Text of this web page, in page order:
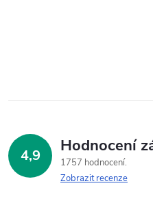
4,9 Hodnocení
1757 hodnocení
Zobrazit recenze